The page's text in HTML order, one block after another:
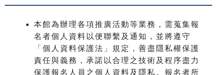
本館為辦理各項推廣活動等業務，需蒐集報
名者個人資料以便聯繫及通知，並將遵守
「個人資料保護法」規定，善盡隱私權保護
責任與義務，承諾以合理之技術及程序盡力
保護報名人員之個人資料及隱私。報名者所